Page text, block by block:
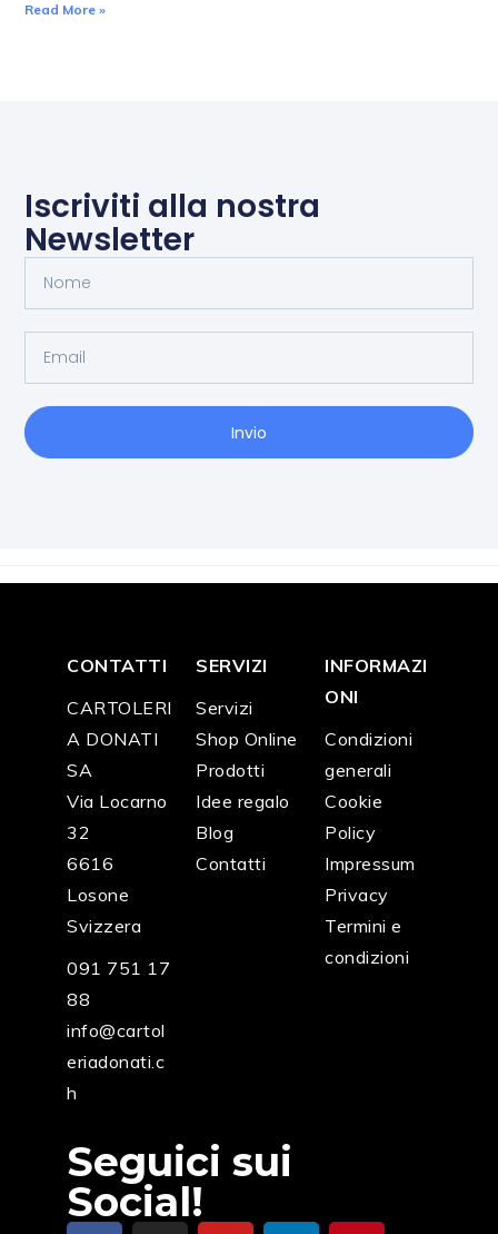
Read More »
Iscriviti alla nostra
Newsletter
Invio
CONTATTI
CARTOLERI
A DONATI
SA
Via Locarno
32
6616
Losone
Svizzera
091 751 17
88
info@cartol
eriadonati.c
h
SERVIZI
Servizi
Shop Online
Prodotti
Idee regalo
Blog
Contatti
INFORMAZI
ONI
Condizioni
generali
Cookie
Policy
Impressum
Privacy
Termini e
condizioni
Seguici sui
Social!